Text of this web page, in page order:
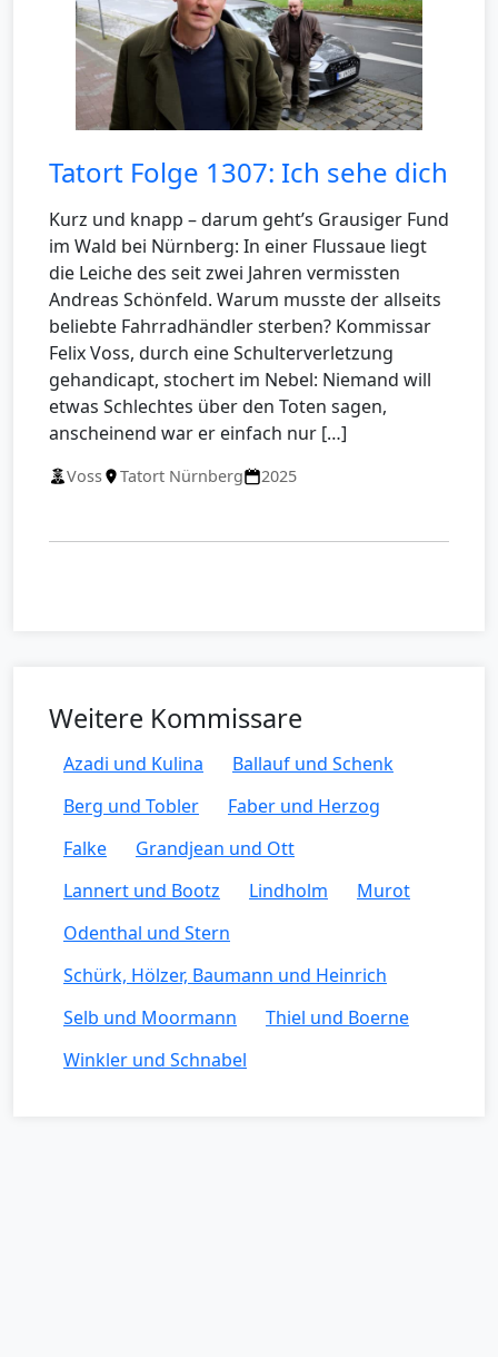
Tatort Folge 1307: Ich sehe dich
Kurz und knapp – darum geht’s Grausiger Fund
im Wald bei Nürnberg: In einer Flussaue liegt
die Leiche des seit zwei Jahren vermissten
Andreas Schönfeld. Warum musste der allseits
beliebte Fahrradhändler sterben? Kommissar
Felix Voss, durch eine Schulterverletzung
gehandicapt, stochert im Nebel: Niemand will
etwas Schlechtes über den Toten sagen,
anscheinend war er einfach nur […]
Voss Tatort Nürnberg 2025
Weitere Kommissare
Azadi und Kulina
Ballauf und Schenk
Berg und Tobler
Faber und Herzog
Falke
Grandjean und Ott
Lannert und Bootz
Lindholm
Murot
Odenthal und Stern
Schürk, Hölzer, Baumann und Heinrich
Selb und Moormann
Thiel und Boerne
Winkler und Schnabel